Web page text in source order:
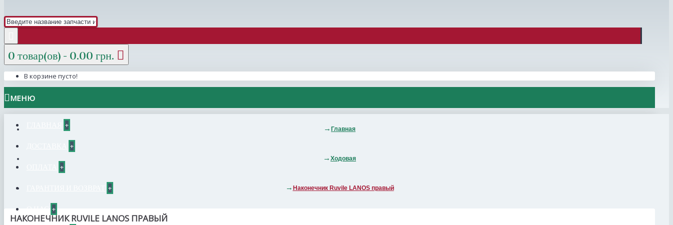
0 товар(ов) - 0.00 грн.
В корзине пусто!
МЕНЮ
+
+
+
+
+
Главная
Ходовая
Наконечник Ruvile LANOS правый
НАКОНЕЧНИК RUVILE LANOS ПРАВЫЙ